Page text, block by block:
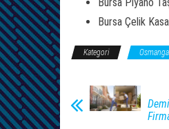
Bursa Piyano
Bursa Çelik
Kategori